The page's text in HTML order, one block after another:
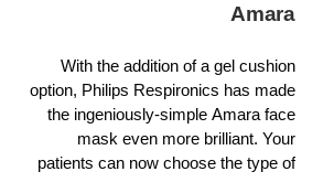
Amara
With the addition of a gel cushion
option, Philips Respironics has made
the ingeniously-simple Amara face
mask even more brilliant. Your
patients can now choose the type of